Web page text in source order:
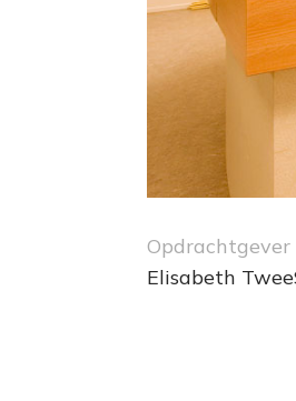
Opdrachtgever
Elisabeth